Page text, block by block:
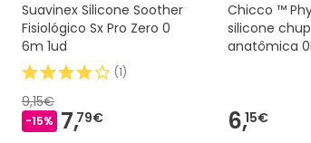
Suavinex Silicone Soother
Fisiológico Sx Pro Zero 0
6m 1ud
(1)
9,15€
-15% 7,79€
Chicco ™
silicone
anatômica
6,15€